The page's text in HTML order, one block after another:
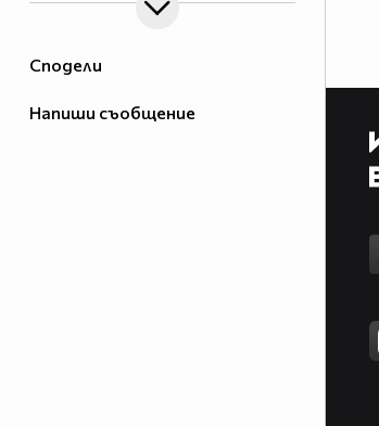
Сподели
Напиши съобщение